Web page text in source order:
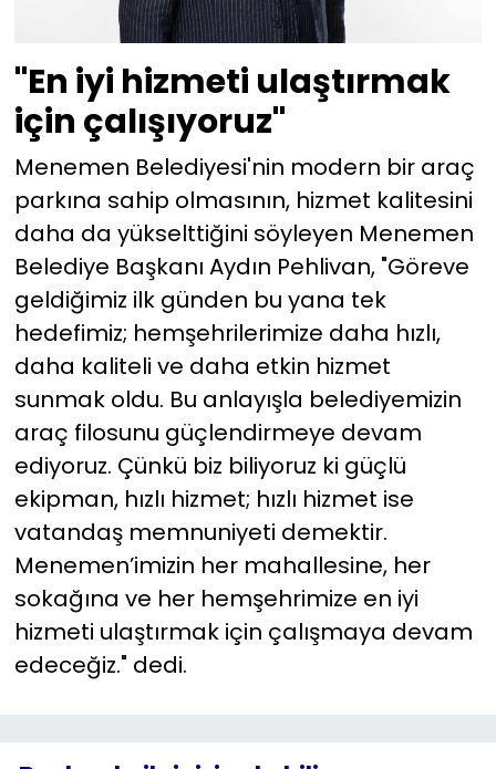
"En iyi hizmeti ulaştırmak
için çalışıyoruz"
Menemen Belediyesi'nin modern bir araç
parkına sahip olmasının, hizmet kalitesini
daha da yükselttiğini söyleyen Menemen
Belediye Başkanı Aydın Pehlivan, "Göreve
geldiğimiz ilk günden bu yana tek
hedefimiz; hemşehrilerimize daha hızlı,
daha kaliteli ve daha etkin hizmet
sunmak oldu. Bu anlayışla belediyemizin
araç filosunu güçlendirmeye devam
ediyoruz. Çünkü biz biliyoruz ki güçlü
ekipman, hızlı hizmet; hızlı hizmet ise
vatandaş memnuniyeti demektir.
Menemen’imizin her mahallesine, her
sokağına ve her hemşehrimize en iyi
hizmeti ulaştırmak için çalışmaya devam
edeceğiz." dedi.